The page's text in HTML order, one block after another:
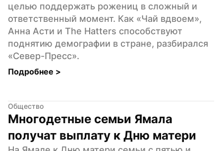
целью поддержать рожениц в сложный и
ответственный момент. Как «Чай вдвоем»,
Анна Асти и The Hatters способствуют
поднятию демографии в стране, разбирался
«Север-Пресс».
Подробнее >
Общество
Многодетные семьи Ямала
получат выплату к Дню матери